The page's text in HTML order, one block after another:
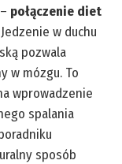
połączenie diet
w duchu
pozwala
w mózgu. To
wprowadzenie
spalania
sposób